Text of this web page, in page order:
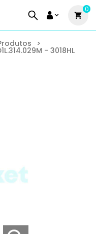
0
>
- 3018HL